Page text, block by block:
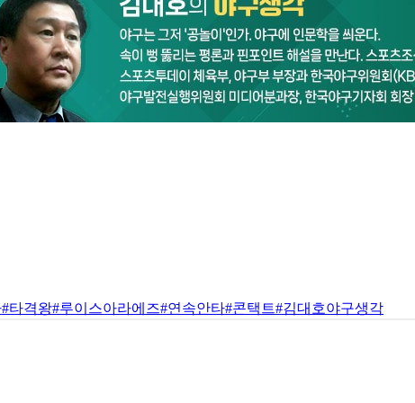
#타격왕#루이스아라에즈#연속안타#콘택트#김대호야구생각